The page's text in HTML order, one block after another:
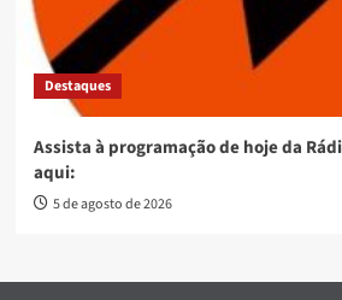
Destaques
Assista à programação de hoje da
aqui:
5 de agosto de 2026